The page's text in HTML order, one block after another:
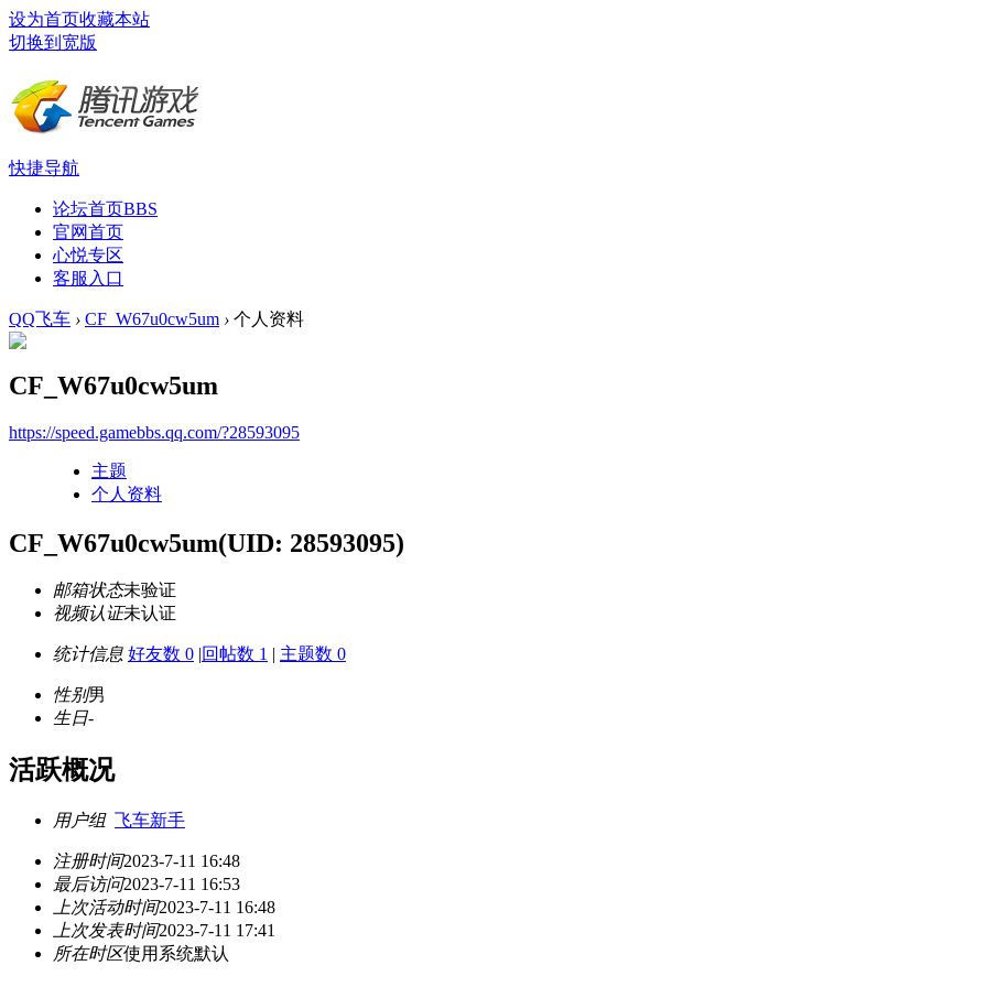
设为首页收藏本站
切换到宽版
快捷导航
论坛首页BBS
官网首页
心悦专区
客服入口
QQ飞车 › CF_W67u0cw5um › 个人资料
CF_W67u0cw5um
https://speed.gamebbs.qq.com/?28593095
主题
个人资料
CF_W67u0cw5um(UID: 28593095)
邮箱状态未验证
视频认证未认证
统计信息 好友数 0 |回帖数 1 | 主题数 0
性别男
生日-
活跃概况
用户组 飞车新手
注册时间2023-7-11 16:48
最后访问2023-7-11 16:53
上次活动时间2023-7-11 16:48
上次发表时间2023-7-11 17:41
所在时区使用系统默认